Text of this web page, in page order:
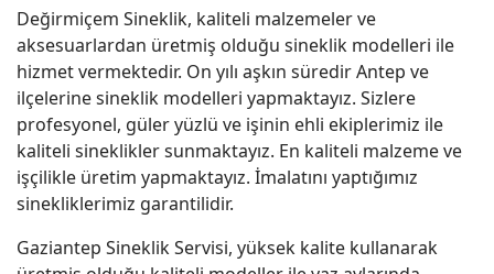
Değirmiçem Sineklik, kaliteli malzemeler ve
aksesuarlardan üretmiş olduğu sineklik modelleri ile
hizmet vermektedir. On yılı aşkın süredir Antep ve
ilçelerine sineklik modelleri yapmaktayız. Sizlere
profesyonel, güler yüzlü ve işinin ehli ekiplerimiz ile
kaliteli sineklikler sunmaktayız. En kaliteli malzeme ve
işçilikle üretim yapmaktayız. İmalatını yaptığımız
sinekliklerimiz garantilidir.
Gaziantep Sineklik Servisi, yüksek kalite kullanarak